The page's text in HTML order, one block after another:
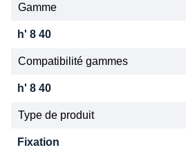
Gamme
h' 8 40
Compatibilité gammes
h' 8 40
Type de produit
Fixation